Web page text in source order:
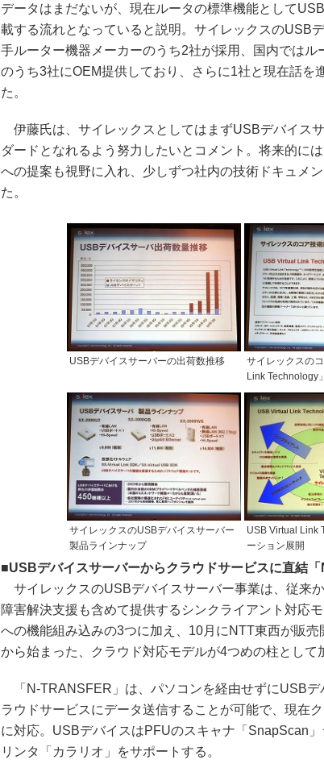
データはまだないが、現在ルータの標準機能として
載する流れとなっていると説明。サイレックスのUSB
手ルーター機器メーカーのうち2社が採用、国内ではル
のうち3社にOEM提供しており、さらに1社と現在話を
た。
伊藤氏は、サイレックスとしてはまずUSBデバイス
ダードとなれるよう努力したいとコメント。将来的に
への提案も視野に入れ、少しずつ社内の技術ドキュメ
た。
USBデバイスサーバーの出荷数推移
サイレックスの
Link Technology」
サイレックスのUSBデバイスサーバー
製品ラインナップ
USB Virtual Link
ーション展開
■USBデバイスサーバーからクラウドサービスに直結「
サイレックスのUSBデバイスサーバー事業は、従来か
障害解決支援も含めて提供するシンクライアント対応
への機能組み込みの3つに加え、10月にNTT東西が販売
から始まった、クラウド対応モデルが4つめの柱として
「N-TRANSFER」は、パソコンを経由せずにUSBデ
ラウドサービスにデータ送信することが可能で、現在
に対応。USBデバイスはPFUのスキャナ「SnapScan
リンタ「カラリオ」をサポートする。